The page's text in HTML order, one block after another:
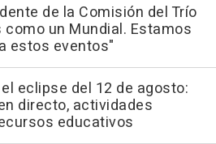
de la Comisión del Trío
como un Mundial. Estamos
estos eventos"
eclipse del 12 de agosto:
directo, actividades
educativos